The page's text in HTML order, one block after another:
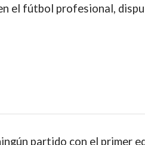
el fútbol profesional,
partido con el primer